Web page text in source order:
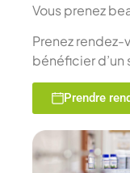
Vous prenez
Prenez
bénéficier d’un
Prendre